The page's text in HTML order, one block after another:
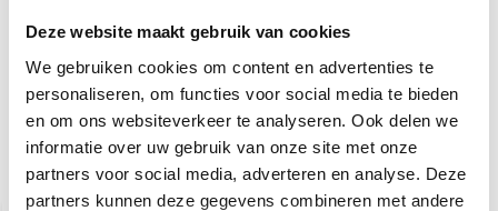
Deze website maakt gebruik van cookies
We gebruiken cookies om content en advertenties te
personaliseren, om functies voor social media te bieden
en om ons websiteverkeer te analyseren. Ook delen we
informatie over uw gebruik van onze site met onze
partners voor social media, adverteren en analyse. Deze
partners kunnen deze gegevens combineren met andere
Schrijf je eigen review en maak kans op een
waardebon t.w.v. €25,-
Recent bekeken